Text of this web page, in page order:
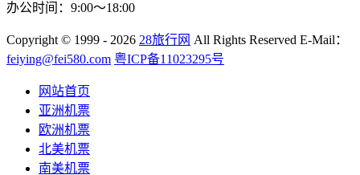
办公时间：9:00～18:00
Copyright © 1999 - 2026 28旅行网 All Rights Reserved E-Mail：
feiying@fei580.com 粤ICP备11023295号
网站首页
亚洲机票
欧洲机票
北美机票
南美机票